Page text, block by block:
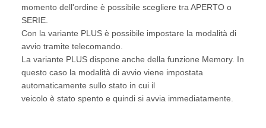
momento dell'ordine è possibile scegliere tra APERTO o
SERIE.
Con la variante PLUS è possibile impostare la modalità di
avvio tramite telecomando.
La variante PLUS dispone anche della funzione Memory. In
questo caso la modalità di avvio viene impostata
automaticamente sullo stato in cui il
veicolo è stato spento e quindi si avvia immediatamente.